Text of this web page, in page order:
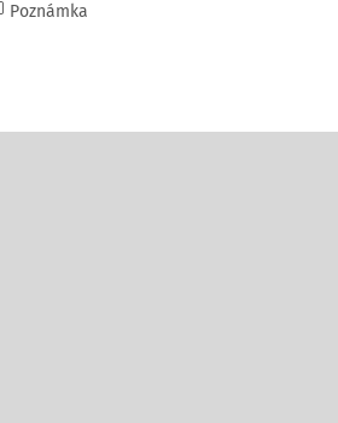
Poznámka